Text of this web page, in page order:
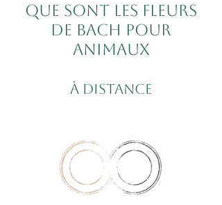
Que sont les fleurs
de Bach pour
animaux
à distance